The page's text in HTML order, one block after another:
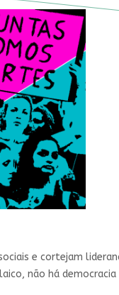
e cortejam
não há